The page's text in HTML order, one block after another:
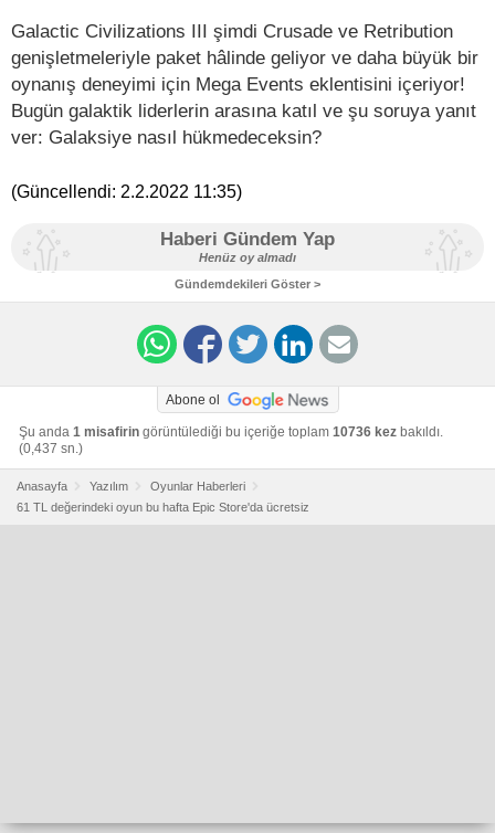
Galactic Civilizations III şimdi Crusade ve Retribution
genişletmeleriyle paket hâlinde geliyor ve daha büyük bir
oynanış deneyimi için Mega Events eklentisini içeriyor!
Bugün galaktik liderlerin arasına katıl ve şu soruya yanıt
ver: Galaksiye nasıl hükmedeceksin?
(Güncellendi: 2.2.2022 11:35)
Haberi Gündem Yap
Henüz oy almadı
Gündemdekileri Göster >
Abone ol
Şu anda 1 misafirin görüntülediği bu içeriğe toplam 10736 kez bakıldı.
(0,437 sn.)
Anasayfa Yazılım
Oyunlar Haberleri
61 TL değerindeki oyun bu hafta Epic Store'da ücretsiz